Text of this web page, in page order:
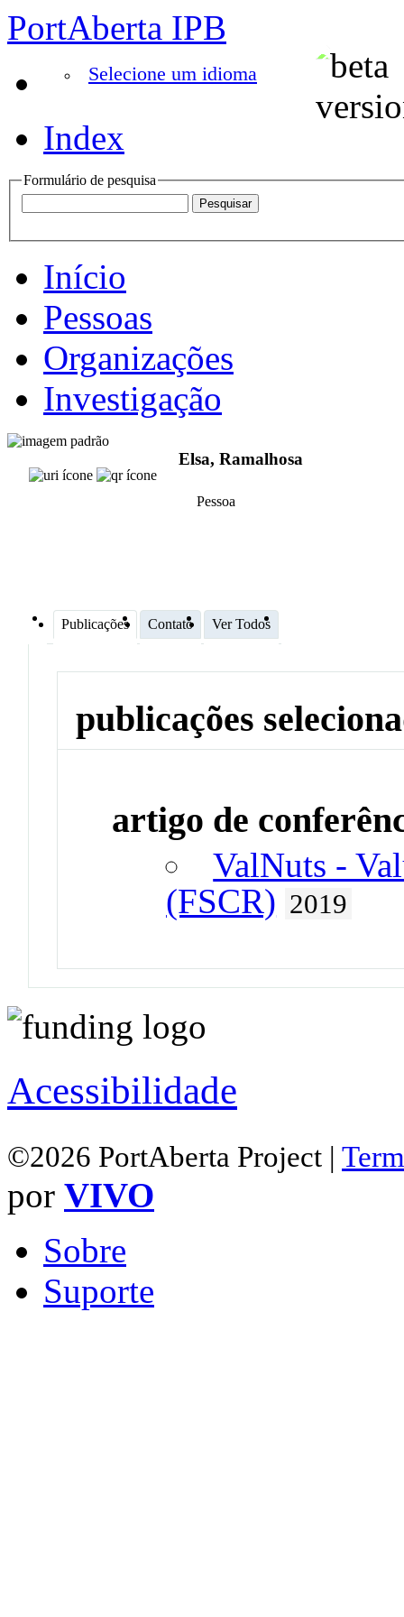
PortAberta IPB
Selecione um idioma
Index
Formulário de pesquisa
Início
Pessoas
Organizações
Investigação
Elsa, Ramalhosa
Pessoa
Publicações Contato Ver Todos
publicações
artigo de
ValNuts -
(FSCR) 2019
Acessibilidade
©2026 PortAberta Project |
por VIVO
Sobre
Suporte